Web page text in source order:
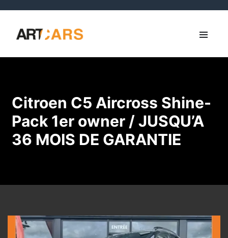
Citroen C5 Aircross Shine-
Pack 1er owner / JUSQU’A
36 MOIS DE GARANTIE